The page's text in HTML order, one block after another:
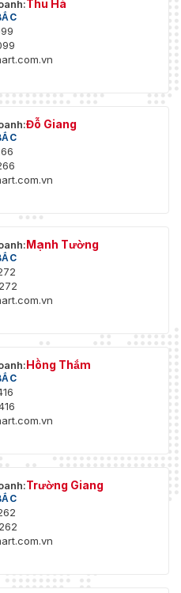
Thu Hà
Đỗ Giang
Mạnh Tường
Hồng Thắm
Trường Giang